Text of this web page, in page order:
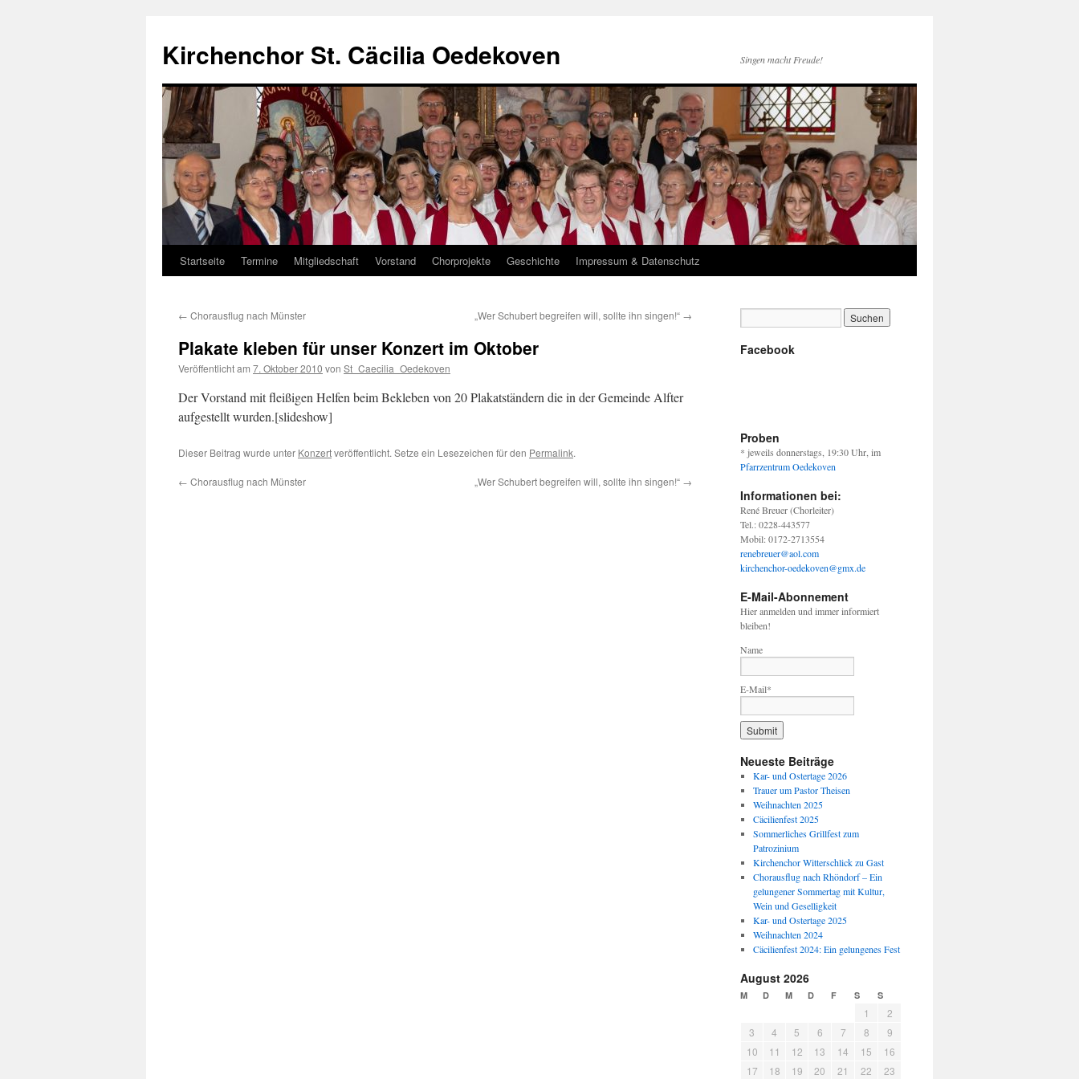
springen
Kirchenchor St. Cäcilia Oedekoven Singen macht Freude!
Startseite Termine Mitgliedschaft Vorstand Chorprojekte Geschichte Impressum & Datenschutz
← Chorausflug nach Münster „Wer Schubert begreifen will, sollte ihn singen!“ →
Plakate kleben für unser Konzert im Oktober
Veröffentlicht am 7. Oktober 2010 von St_Caecilia_Oedekoven
Der Vorstand mit fleißigen Helfen beim Bekleben von 20 Plakatständern die in der Gemeinde Alfter
aufgestellt wurden.[slideshow]
Dieser Beitrag wurde unter Konzertveröffentlicht. Setze ein Lesezeichen für den Permalink.
← Chorausflug nach Münster „Wer Schubert begreifen will, sollte ihn singen!“ →
Facebook
Proben
* jeweils donnerstags, 19:30 Uhr, im
Pfarrzentrum Oedekoven
Informationen bei:
René Breuer (Chorleiter)
Tel.: 0228-443577
Mobil: 0172-2713554
renebreuer@aol.com
kirchenchor-oedekoven@gmx.de
E-Mail-Abonnement
Hier anmelden und immer informiert
bleiben!
Name
E-Mail*
Neueste Beiträge
Kar- und Ostertage 2026
Trauer um Pastor Theisen
Weihnachten 2025
Cäcilienfest 2025
Sommerliches Grillfest zum
Patrozinium
Kirchenchor Witterschlick zu Gast
Chorausflug nach Rhöndorf – Ein
gelungener Sommertag mit Kultur,
Wein und Geselligkeit
Kar- und Ostertage 2025
Weihnachten 2024
Cäcilienfest 2024: Ein gelungenes Fest
August 2026
M D M D F S S
1
2
3
4 5 6 7 8
9
10
11 12 13 14 15
16
17
18 19 20 21 22 23